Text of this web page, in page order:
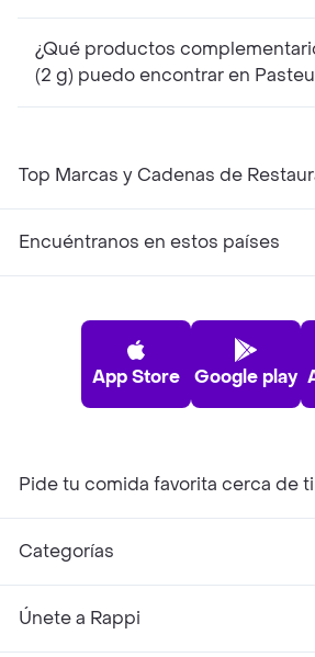
¿Qué productos
(2 g) puedo encontrar en
Top Marcas y Cadenas de
Encuéntranos en estos países
App Store Google play
Pide tu comida favorita cerca de ti
Categorías
Únete a Rappi